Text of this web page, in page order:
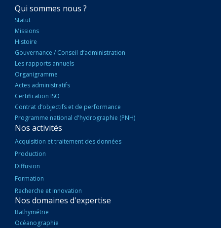
NAVIGATION
PRINCIPALE
Qui sommes nous ?
Statut
Missions
Histoire
Gouvernance / Conseil d’administration
Les rapports annuels
Organigramme
Actes administratifs
Certification ISO
Contrat d’objectifs et de performance
Programme national d'hydrographie (PNH)
Nos activités
Acquisition et traitement des données
Production
Diffusion
Formation
Recherche et innovation
Nos domaines d'expertise
Bathymétrie
Océanographie